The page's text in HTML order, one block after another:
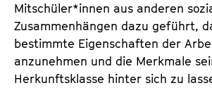
Mitschüler*innen aus anderen
Zusammenhängen dazu geführt,
bestimmte Eigenschaften der
anzunehmen und die Merkmale
Herkunftsklasse hinter sich zu